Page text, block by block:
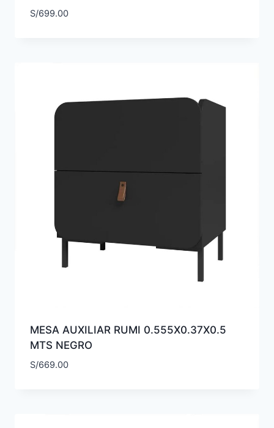
S/699.00
MESA AUXILIAR RUMI 0.555X0.37X0.5
MTS NEGRO
S/669.00